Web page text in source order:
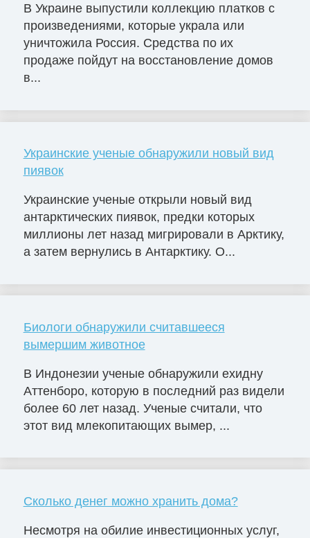
В Украине выпустили коллекцию платков с
произведениями, которые украла или
уничтожила Россия. Средства по их
продаже пойдут на восстановление домов
в...
Украинские ученые обнаружили новый вид
пиявок
Украинские ученые открыли новый вид
антарктических пиявок, предки которых
миллионы лет назад мигрировали в Арктику,
а затем вернулись в Антарктику. О...
Биологи обнаружили считавшееся
вымершим животное
В Индонезии ученые обнаружили ехидну
Аттенборо, которую в последний раз видели
более 60 лет назад. Ученые считали, что
этот вид млекопитающих вымер, ...
Сколько денег можно хранить дома?
Несмотря на обилие инвестиционных услуг,